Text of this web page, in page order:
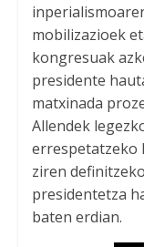
mobilizazioek
kongresuak
presidente
matxinada
Allendek
errespetatzeko
ziren
presidentetza
baten erdian.